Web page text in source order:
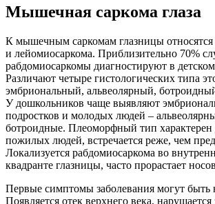
Мышечная саркома глаза
К мышечным саркомам глазницы относятся
и лейомиосаркома. Приблизительно 70%
рабдомиосаркомы диагностируют в детском
Различают четыре гистологических типа
эмбриональный, альвеолярный,
У дошкольников чаще выявляют
подростков и молодых людей –
ботроидные. Плеоморфный тип характерен
пожилых людей, встречается реже, чем
Локализуется рабдомиосаркома во
квадранте глазницы, часто прорастает
Первые симптомы заболевания могут
Появляется отек верхнего века,